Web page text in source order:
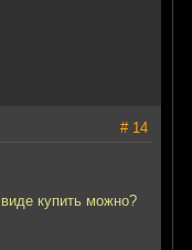
# 14
купить можно?